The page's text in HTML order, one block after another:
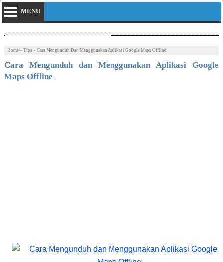
MENU
Home» Tips » Cara Mengunduh Dan Menggunakan Aplikasi Google Maps Offline
Cara Mengunduh dan Menggunakan Aplikasi Google
Maps Offline